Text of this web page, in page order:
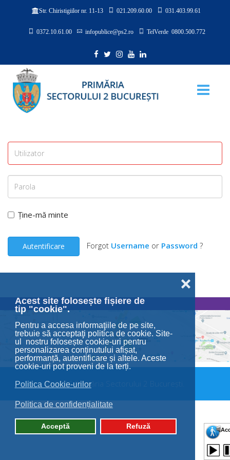
Acest site folosește fișiere de
tip "cookie".
Pentru a accesa informaţiile de pe site,
trebuie să acceptaţi politica de cookie. Site-
ul nostru folosește cookie-uri pentru
personalizarea conținutului afișat,
performanță, autentificare și altele. Aceste
cookie-uri pot proveni de la terți.
Politica Cookie-urilor
Politica de confidențialitate
Acceptă Refuză
❌
Str. Chiristigiilor nr. 11-13 021.209.60.00 031.403.99.61
0372.10.61.00 infopublice@ps2.ro TelVerde 0800.500.772
Ține-mă minte
Autentificare Forgot Username or Password ?
© 2026 Primăria Sectorului 2 București.